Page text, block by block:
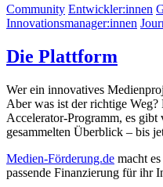
Community Entwickler:innen
Innovationsmanager:innen
Die Plattform
Wer ein innovatives
Aber was ist der richtige
Accelerator-Programm, es
gesammelten Überblick – bis
Medien-Förderung.de macht
passende Finanzierung für ihr